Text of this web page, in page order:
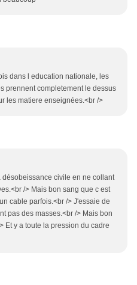
dans l education nationale, les
prennent completement le dessus
les matiere enseignées.<br />
désobeissance civile en ne collant
/> Mais bon sang que c est
cable parfois.<br /> J'essaie de
pas des masses.<br /> Mais bon
Et y a toute la pression du cadre